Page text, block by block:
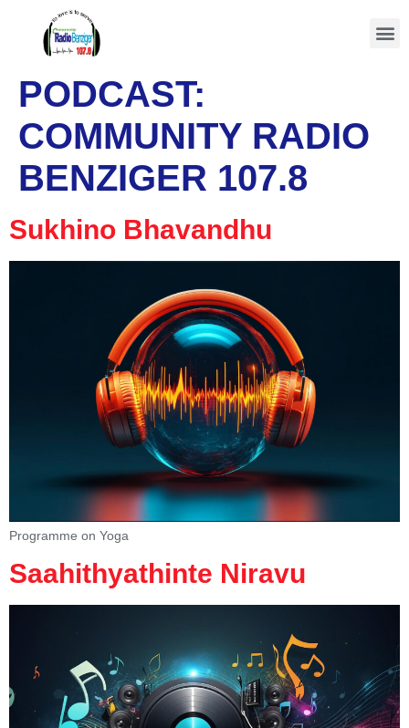
PODCAST:
COMMUNITY RADIO
BENZIGER 107.8
Sukhino Bhavandhu
Programme on Yoga
Saahithyathinte Niravu